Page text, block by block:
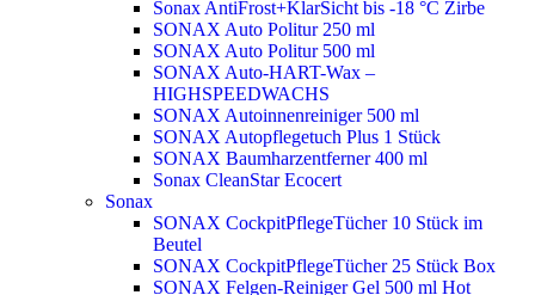
Sonax AntiFrost+KlarSicht bis -18 °C Zirbe
SONAX Auto Politur 250 ml
SONAX Auto Politur 500 ml
SONAX Auto-HART-Wax –
HIGHSPEEDWACHS
SONAX Autoinnenreiniger 500 ml
SONAX Autopflegetuch Plus 1 Stück
SONAX Baumharzentferner 400 ml
Sonax CleanStar Ecocert
Sonax
SONAX CockpitPflegeTücher 10 Stück im
Beutel
SONAX CockpitPflegeTücher 25 Stück Box
SONAX Felgen-Reiniger Gel 500 ml Hot